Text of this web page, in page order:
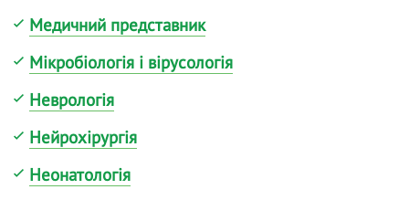
Медичний представник
Мікробіологія і вірусологія
Неврологія
Нейрохірургія
Неонатологія